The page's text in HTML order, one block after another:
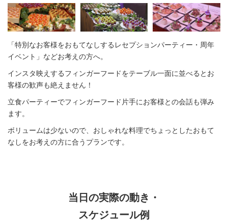
「特別なお客様をおもてなしするレセプションパーティー・周年
イベント」などお考えの方へ。
インスタ映えするフィンガーフードをテーブル一面に並べるとお
客様の歓声も絶えません！
立食パーティーでフィンガーフード片手にお客様との会話も弾み
ます。
ボリュームは少ないので、おしゃれな料理でちょっとしたおもて
なしをお考えの方に合うプランです。
当日の実際の動き・
スケジュール例